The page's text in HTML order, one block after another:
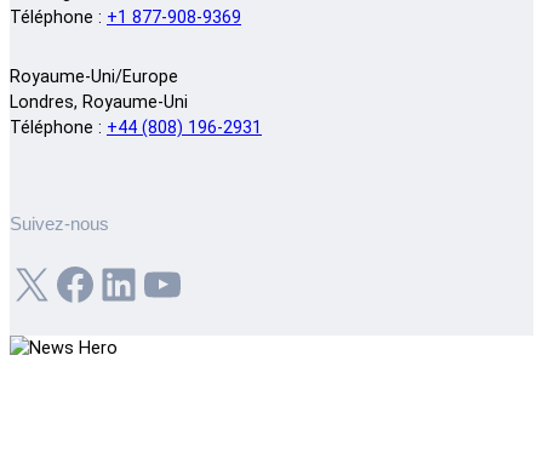
Téléphone : +1 877-908-9369
Royaume-Uni/Europe
Londres, Royaume-Uni
Téléphone : +44 (808) 196-2931
Suivez-nous
X Facebook LinkedIn YouTube